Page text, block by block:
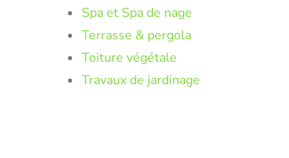
Spa et Spa de nage
Terrasse & pergola
Toiture végétale
Travaux de jardinage